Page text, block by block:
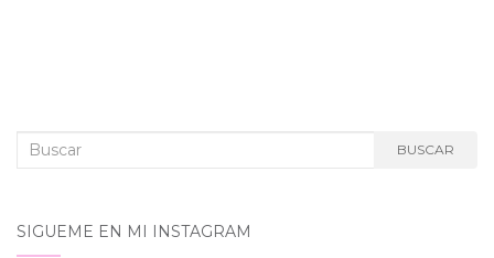
Buscar: BUSCAR
SIGUEME EN MI INSTAGRAM